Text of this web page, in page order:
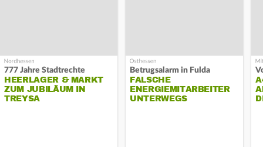
777 Jahre Stadtrechte
HEERLAGER & MARKT
ZUM JUBILÄUM IN
TREYSA
Betrugsalarm in Fulda
FALSCHE
ENERGIEMITARBEITER
UNTERWEGS